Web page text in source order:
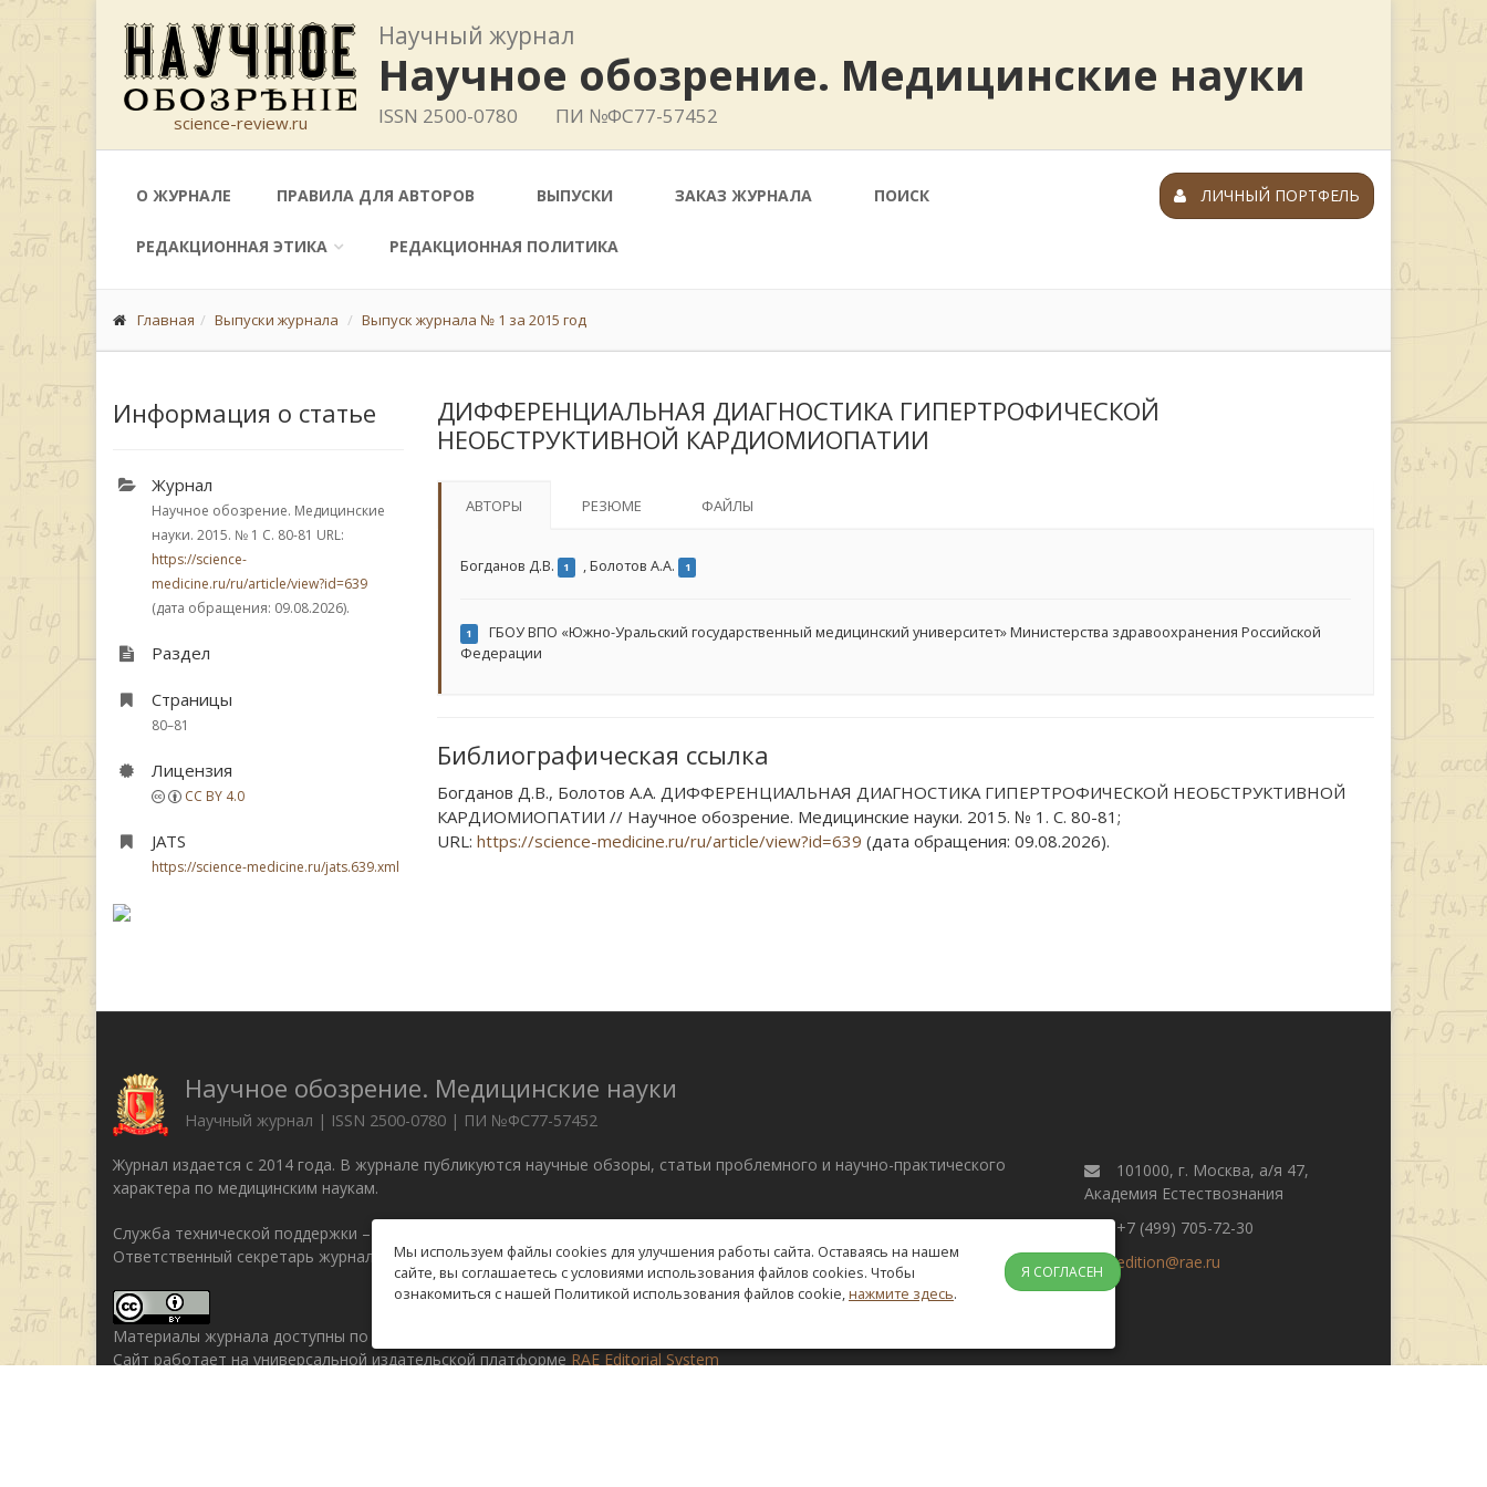
science-review.ru
Научный журнал
Научное обозрение. Медицинские науки
ISSN 2500-0780 ПИ №ФС77-57452
О ЖУРНАЛЕ ПРАВИЛА ДЛЯ АВТОРОВ ВЫПУСКИ ЗАКАЗ ЖУРНАЛА ПОИСК
РЕДАКЦИОННАЯ ЭТИКА РЕДАКЦИОННАЯ ПОЛИТИКА
ЛИЧНЫЙ ПОРТФЕЛЬ
Главная Выпуски журнала Выпуск журнала № 1 за 2015 год
Информация о статье
Журнал
Научное обозрение. Медицинские
науки. 2015. № 1 С. 80-81 URL:
https://science-
medicine.ru/ru/article/view?id=639
(дата обращения: 09.08.2026).
Раздел
Страницы
80–81
Лицензия
CC BY 4.0
JATS
https://science-medicine.ru/jats.639.xml
ДИФФЕРЕНЦИАЛЬНАЯ ДИАГНОСТИКА ГИПЕРТРОФИЧЕСКОЙ
НЕОБСТРУКТИВНОЙ КАРДИОМИОПАТИИ
АВТОРЫ РЕЗЮМЕ ФАЙЛЫ
Богданов Д.В. 1 ,Болотов А.А. 1
1
ГБОУ ВПО «Южно-Уральский государственный медицинский университет» Министерства здравоохранения Российской
Федерации
Библиографическая ссылка
Богданов Д.В., Болотов А.А. ДИФФЕРЕНЦИАЛЬНАЯ ДИАГНОСТИКА ГИПЕРТРОФИЧЕСКОЙ НЕОБСТРУКТИВНОЙ
КАРДИОМИОПАТИИ // Научное обозрение. Медицинские науки. 2015. № 1. С. 80-81;
URL: https://science-medicine.ru/ru/article/view?id=639 (дата обращения: 09.08.2026).
Научное обозрение. Медицинские науки
Научный журнал | ISSN 2500-0780 | ПИ №ФС77-57452
Журнал издается с 2014 года. В журнале публикуются научные обзоры, статьи проблемного и научно-практического
характера по медицинским наукам.
Служба технической поддержки –
Ответственный секретарь журнала Бизенкова М.Н. –edition@rae.ru
101000, г. Москва, а/я 47,
Академия Естествознания
+7 (499) 705-72-30
edition@rae.ru
Материалы журнала доступны по
Сайт работает на универсальной издательской платформе RAE Editorial System
Мы используем файлы cookies для улучшения работы сайта. Оставаясь на нашем
сайте, вы соглашаетесь с условиями использования файлов cookies. Чтобы
ознакомиться с нашей Политикой использования файлов cookie,нажмите здесь.
Я СОГЛАСЕН